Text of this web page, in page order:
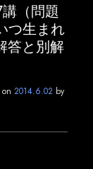
（問題
つ生まれ
答と別解
on 2014.6.02 by